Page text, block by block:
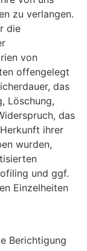
zu verlangen.
die
von
offengelegt
das
Löschung,
das
ihrer
wurden,
und ggf.
Einzelheiten
Berichtigung